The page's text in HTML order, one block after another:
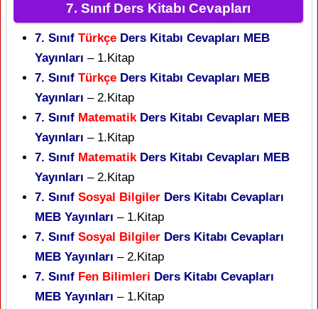
7. Sınıf Ders Kitabı Cevapları
7. Sınıf Türkçe Ders Kitabı Cevapları MEB
Yayınları – 1.Kitap
7. Sınıf Türkçe Ders Kitabı Cevapları MEB
Yayınları – 2.Kitap
7. Sınıf MatematikDers Kitabı Cevapları MEB
Yayınları – 1.Kitap
7. Sınıf MatematikDers Kitabı Cevapları MEB
Yayınları – 2.Kitap
7. Sınıf Sosyal Bilgiler Ders Kitabı Cevapları
MEB Yayınları – 1.Kitap
7. Sınıf Sosyal Bilgiler Ders Kitabı Cevapları
MEB Yayınları – 2.Kitap
7. Sınıf Fen Bilimleri Ders Kitabı Cevapları
MEB Yayınları – 1.Kitap